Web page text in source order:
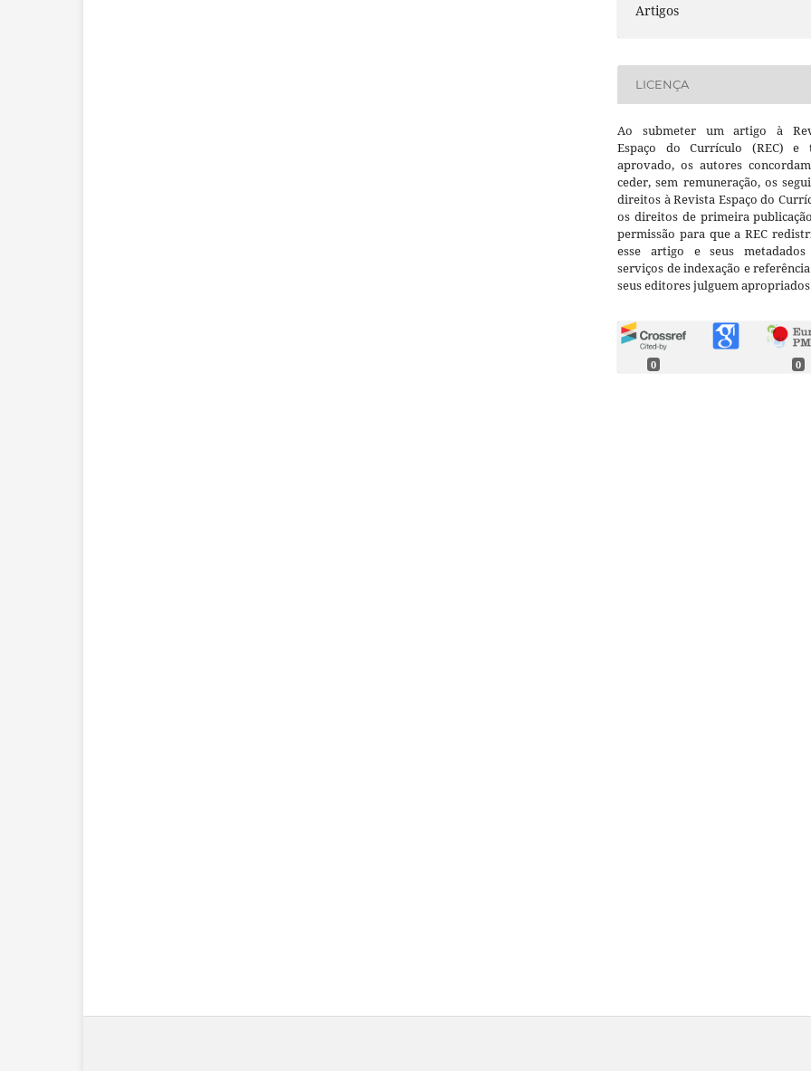
Artigos
LICENÇA
Ao submeter um artigo à
Espaço do Currículo (REC) e
aprovado, os autores
ceder, sem remuneração, os
direitos à Revista Espaço do
os direitos de primeira
permissão para que a REC
esse artigo e seus metadados
serviços de indexação e
seus editores julguem
0 0